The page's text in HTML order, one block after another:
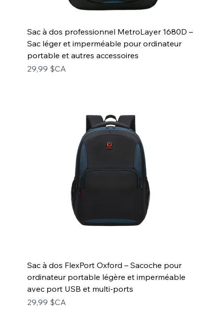
Sac à dos professionnel MetroLayer 1680D –
Sac léger et imperméable pour ordinateur
portable et autres accessoires
Prix
29,99 $CA
Sac à dos FlexPort Oxford – Sacoche pour
ordinateur portable légère et imperméable
avec port USB et multi-ports
Prix
29,99 $CA